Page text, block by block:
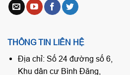
THÔNG TIN LIÊN HỆ
Địa chỉ: Số 24 đường số 6,
Khu dân cư Bình Đăng,